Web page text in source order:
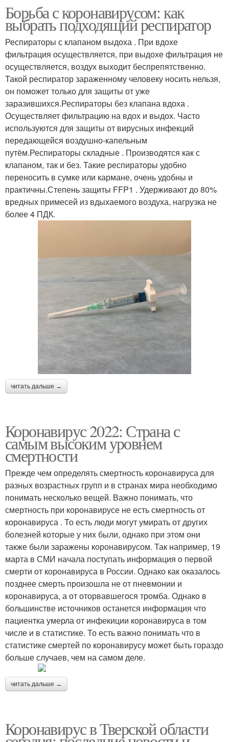
Борьба с коронавирусом: как
выбрать подходящий респиратор
Респираторы с клапаном выдоха . При вдохе
фильтрация осуществляется, при выдохе фильтрация не
осуществляется, воздух выходит беспрепятственно.
Такой респиратор зараженному человеку носить нельзя,
он поможет только для защиты от уже
заразившихся.Респираторы без клапана вдоха .
Осуществляет фильтрацию на вдох и выдох. Часто
используются для защиты от вирусных инфекций
передающейся воздушно-капельным
путём.Респираторы складные . Производятся как с
клапаном, так и без. Такие респираторы удобно
переносить в сумке или кармане, очень удобны и
практичны.Степень защиты FFP1 . Удерживают до 80%
вредных примесей из вдыхаемого воздуха, нагрузка не
более 4 ПДК.
читать дальше →
Коронавирус 2022: Страна с
самым высоким уровнем
смертности
Прежде чем определять смертность коронавируса для
разных возрастных групп и в странах мира необходимо
понимать несколько вещей. Важно понимать, что
смертность при коронавирусе не есть смертность от
коронавируса . То есть люди могут умирать от других
болезней которые у них были, однако при этом они
также были заражены коронавирусом. Так например, 19
марта в СМИ начала поступать информация о первой
смерти от коронавируса в России. Однако как оказалось
позднее смерть произошла не от пневмонии и
коронавируса, а от оторвавшегося тромба. Однако в
большинстве источников останется информация что
пациентка умерла от инфекиции коронавируса в том
числе и в статистике. То есть важно понимать что в
статистике смертей по коронавирусу может быть гораздо
больше случаев, чем на самом деле.
читать дальше →
Коронавирус в Тверской области